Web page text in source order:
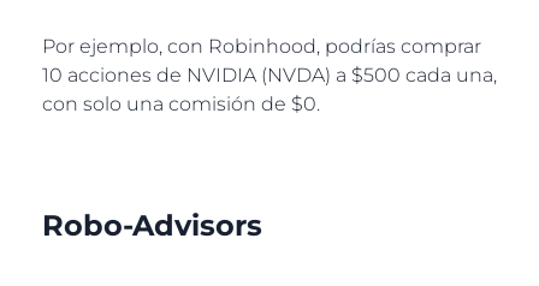
Por ejemplo, con Robinhood, podrías comprar
10 acciones de NVIDIA (NVDA) a $500 cada una,
con solo una comisión de $0.
Robo-Advisors